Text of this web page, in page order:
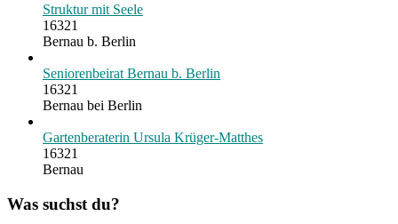
Struktur mit Seele
16321
Bernau b. Berlin
Seniorenbeirat Bernau b. Berlin
16321
Bernau bei Berlin
Gartenberaterin Ursula Krüger-Matthes
16321
Bernau
Was suchst du?